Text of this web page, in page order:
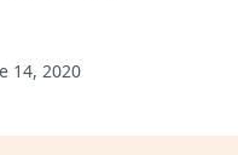
14, 2020